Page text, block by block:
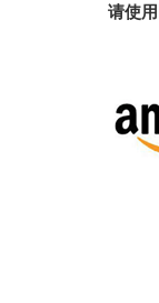
请使